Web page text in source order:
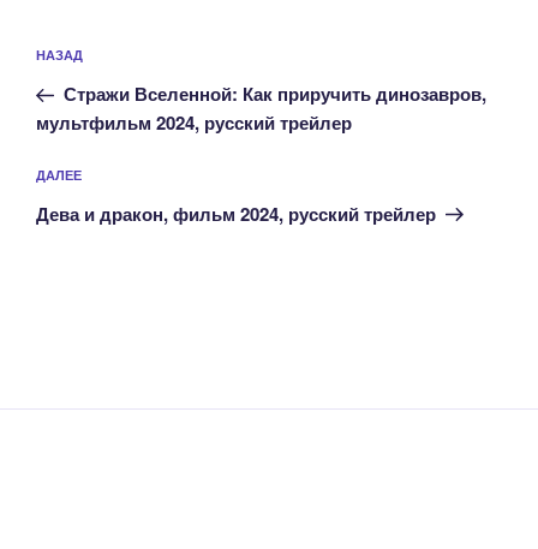
по
записям
Предыдущая
запись:
НАЗАД
Стражи Вселенной: Как приручить динозавров,
мультфильм 2024, русский трейлер
Следующая
запись
ДАЛЕЕ
Дева и дракон, фильм 2024, русский трейлер